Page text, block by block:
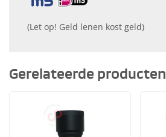
(Let op! Geld lenen kost geld)
Gerelateerde producten